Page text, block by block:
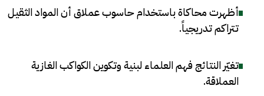
أظهرت محاكاة باستخدام حاسوب عملاق أن المواد الثقيل
تتراكم تدريجياً.
تغيّر النتائج فهم العلماء لبنية وتكوين الكواكب الغازية
العملاقة.